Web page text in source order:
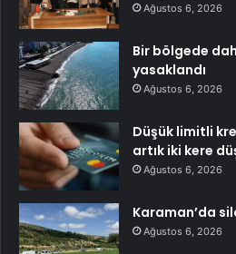
Ağustos 6, 2026
Bir bölgede
yasaklandı
Ağustos 6, 2026
Düşük limitli
artık iki kere
Ağustos 6, 2026
Karaman’da
Ağustos 6, 2026